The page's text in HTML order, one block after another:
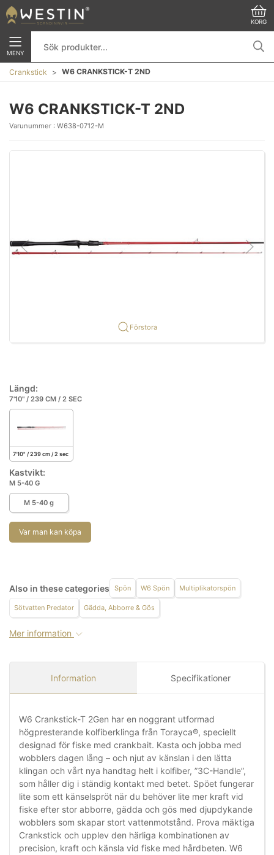
KORG
MENY
Crankstick W6 CRANKSTICK-T 2ND
W6 CRANKSTICK-T 2ND
Varunummer : W638-0712-M
Förstora
Längd:
7'10" / 239 CM / 2 SEC
7'10" / 239 cm / 2 sec
Kastvikt:
M 5-40 G
M 5-40 g
Var man kan köpa
Also in these categories Spön W6 Spön Multiplikatorspön
Sötvatten Predator Gädda, Abborre & Gös
Mer information
Information Specifikationer
W6 Crankstick-T 2Gen har en noggrant utformad
högpresterande kolfiberklinga från Torayca®, speciellt
designad för fiske med crankbait. Kasta och jobba med
wobblers dagen lång – och njut av känslan i den lätta
klingan och vårt nya handtag helt i kolfiber, ”3C-Handle”,
som håller dig i ständig kontakt med betet. Spöet fungerar
lite som ett känselspröt när du behöver lite mer kraft vid
fiske efter stor abborre, gädda och gös med djupdykande
wobblers som skapar stort vattenmotstånd. Prova mäktiga
Crankstick och upplev den härliga kombinationen av
precision, kraft och känsla vid fiske med hårdbeten. W6